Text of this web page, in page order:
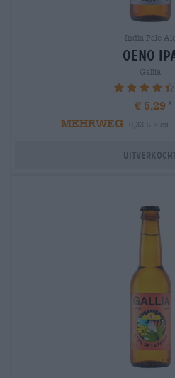
India Pale Ale
oeno
Gallia
90%
€ 5,29
MEHRWEG
0,33 L Fles